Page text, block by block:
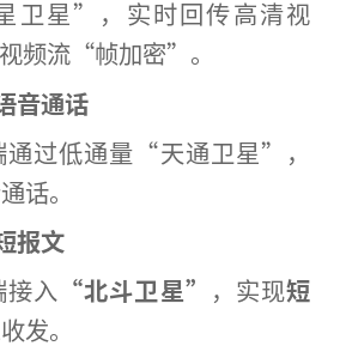
卫星”，实时回传高清视
频流“帧加密”。
音通话
通过低通量“天通卫星”，
话。
报文
入 “北斗卫星” ，实现短
发。